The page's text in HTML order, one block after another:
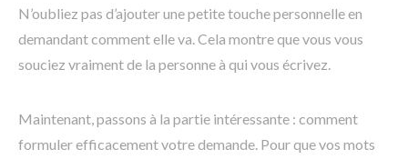
N’oubliez pas d’ajouter une petite touche personnelle en
demandant comment elle va. Cela montre que vous vous
souciez vraiment de la personne à qui vous écrivez.
Maintenant, passons à la partie intéressante : comment
formuler efficacement votre demande. Pour que vos mots